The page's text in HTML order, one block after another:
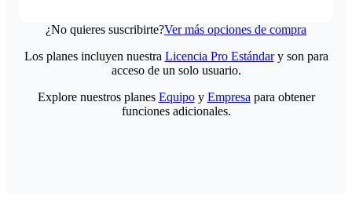
¿No quieres suscribirte?Ver más opciones de compra
Los planes incluyen nuestra Licencia Pro Estándary son para
acceso de un solo usuario.
Explore nuestros planes Equipoy Empresa para obtener
funciones adicionales.